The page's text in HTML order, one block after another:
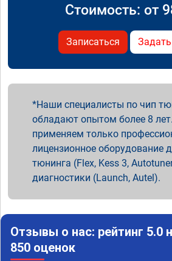
Стоимость: от
Записаться
Наши специалисты по чип
обладают опытом более 8
применяем только
лицензионное оборудование
тюнинга (Flex, Kess 3,
диагностики (Launch, Autel).
Отзывы о нас: рейтинг 5.0
850 оценок